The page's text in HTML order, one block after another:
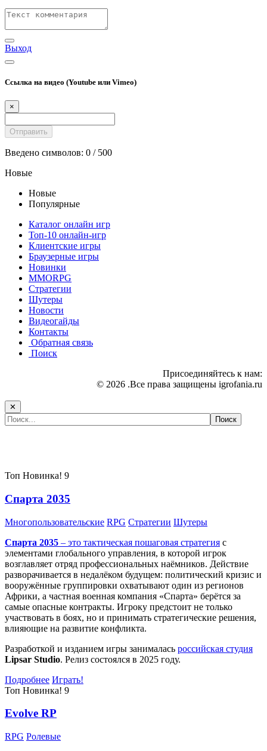
Выход
Ссылка на видео (Youtube или Vimeo)
×
Введено символов: 0 / 500
Новые
Новые
Популярные
Каталог онлайн игр
Топ-10 онлайн-игр
Клиентские игры
Браузерные игры
Новинки
MMORPG
Стратегии
Шутеры
Новости
Видеогайды
Контакты
Обратная связь
Поиск
Присоединяйтесь к нам:
© 2026 .Все права защищены igrofania.ru
✕
Топ Новинка! 9
Спарта 2035
Многопользовательские RPG Стратегии Шутеры
Спарта 2035 – это тактическая пошаговая стратегия с
элементами глобального управления, в которой игрок
возглавляет отряд профессиональных наёмников. Действие
разворачивается в недалёком будущем: политический кризис и
вооружённые группировки охватывают один из регионов
Африки, а частная военная компания «Спарта» берётся за
самые опасные контракты. Игроку предстоит не только
участвовать в боях, но и принимать стратегические решения,
влияющие на развитие конфликта.
Разработкой и изданием игры занималась российская студия
Lipsar Studio. Релиз состоялся в 2025 году.
Подробнее Играть!
Топ Новинка! 9
Evolve RP
RPG Ролевые